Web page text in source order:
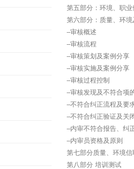
第五部分：环境、职
第六部分：质量、环
–审核概述
–审核流程
–审核策划及案例分享
–审核实施及案例分享
–审核过程控制
–审核发现及不符合项
–不符合纠正流程及要
–不符合纠正验证及关
–内审不符合报告、纠
–内审员资格及原则
第七部分质量、环境
第八部分 培训测试